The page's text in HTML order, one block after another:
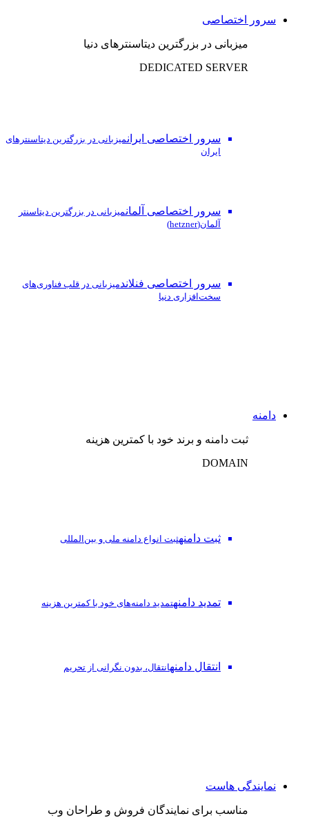
سرور اختصاصی
میزبانی در بزرگترین دیتاسنترهای دنیا
DEDICATED SERVER
سرور اختصاصی ایرانمیزبانی در بزرگترین دیتاسنترهای
ایران
سرور اختصاصی آلمانمیزبانی در بزرگترین دیتاسنتر
آلمان(hetzner)
سرور اختصاصی فنلاندمیزبانی در قلب فناوری‌های
سخت‌افزاری دنیا
دامنه
ثبت دامنه و برند خود با کمترین هزینه
DOMAIN
ثبت دامنهثبت انواع دامنه ملی و بین‌المللی
تمدید دامنهتمدید دامنه‌های خود با کمترین هزینه
انتقال دامنهانتقال، بدون نگرانی از تحریم
نمایندگی هاست
مناسب برای نمایندگان فروش و طراحان وب